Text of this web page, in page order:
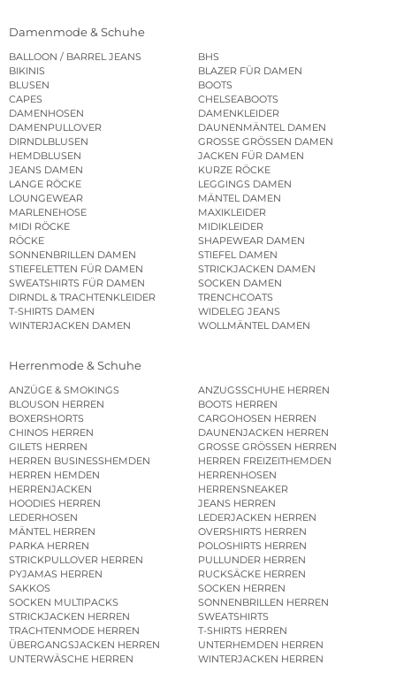
Damenmode & Schuhe
BALLOON / BARREL JEANS
BHS
BIKINIS
BLAZER FÜR DAMEN
BLUSEN
BOOTS
CAPES
CHELSEABOOTS
DAMENHOSEN
DAMENKLEIDER
DAMENPULLOVER
DAUNENMÄNTEL DAMEN
DIRNDLBLUSEN
GROSSE GRÖSSEN DAMEN
HEMDBLUSEN
JACKEN FÜR DAMEN
JEANS DAMEN
KURZE RÖCKE
LANGE RÖCKE
LEGGINGS DAMEN
LOUNGEWEAR
MÄNTEL DAMEN
MARLENEHOSE
MAXIKLEIDER
MIDI RÖCKE
MIDIKLEIDER
RÖCKE
SHAPEWEAR DAMEN
SONNENBRILLEN DAMEN
STIEFEL DAMEN
STIEFELETTEN FÜR DAMEN
STRICKJACKEN DAMEN
SWEATSHIRTS FÜR DAMEN
SOCKEN DAMEN
DIRNDL & TRACHTENKLEIDER
TRENCHCOATS
T-SHIRTS DAMEN
WIDELEG JEANS
WINTERJACKEN DAMEN
WOLLMÄNTEL DAMEN
Herrenmode & Schuhe
ANZÜGE & SMOKINGS
ANZUGSSCHUHE HERREN
BLOUSON HERREN
BOOTS HERREN
BOXERSHORTS
CARGOHOSEN HERREN
CHINOS HERREN
DAUNENJACKEN HERREN
GILETS HERREN
GROSSE GRÖSSEN HERREN
HERREN BUSINESSHEMDEN
HERREN FREIZEITHEMDEN
HERREN HEMDEN
HERRENHOSEN
HERRENJACKEN
HERRENSNEAKER
HOODIES HERREN
JEANS HERREN
LEDERHOSEN
LEDERJACKEN HERREN
MÄNTEL HERREN
OVERSHIRTS HERREN
PARKA HERREN
POLOSHIRTS HERREN
STRICKPULLOVER HERREN
PULLUNDER HERREN
PYJAMAS HERREN
RUCKSÄCKE HERREN
SAKKOS
SOCKEN HERREN
SOCKEN MULTIPACKS
SONNENBRILLEN HERREN
STRICKJACKEN HERREN
SWEATSHIRTS
TRACHTENMODE HERREN
T-SHIRTS HERREN
ÜBERGANGSJACKEN HERREN
UNTERHEMDEN HERREN
UNTERWÄSCHE HERREN
WINTERJACKEN HERREN